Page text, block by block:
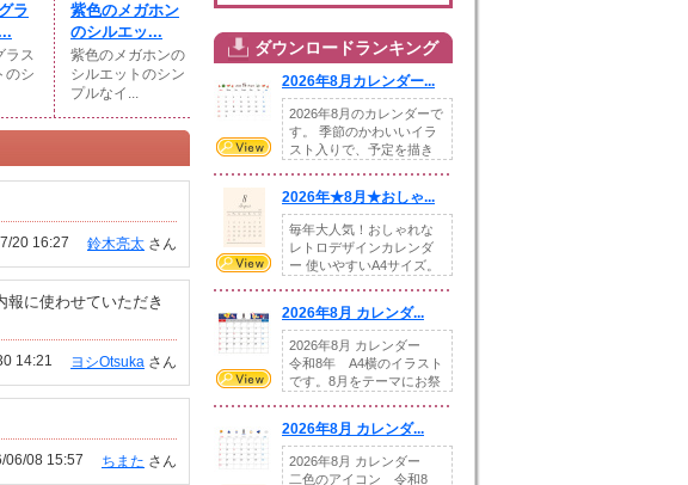
ラ
ラス
のシ
紫色のメガホン
のシルエッ...
紫色のメガホンの
シルエットのシン
プルなイ...
鈴木亮太 さん
20 16:27
に使わせていただき
ヨシOtsuka さん
14:21
ちまた さん
06/08 15:57
ダウンロードランキング
2026年8月カレンダー...
2026年8月のカレンダーで
す。 季節のかわいいイラ
スト入りで、予定を描き
2026年★8月★おしゃ...
毎年大人気！おしゃれな
レトロデザインカレンダ
ー 使いやすいA4サイズ。
2026年8月 カレンダ...
2026年8月 カレンダー
令和8年 A4横のイラスト
です。8月をテーマにお祭
2026年8月 カレンダ...
2026年8月 カレンダー
二色のアイコン 令和8